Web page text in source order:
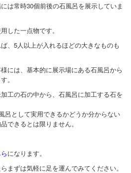
は常時30個前後の石風呂を展示していま
した一点物です。
、5人以上が入れるほどの大きなものも
には、基本的に展示場にある石風呂から
。
工の石の中から、石風呂に加工する石を
呂として実用できるかどうか分からない
できるとは限りません。
になります。
まずは気軽に足を運んでみてください。